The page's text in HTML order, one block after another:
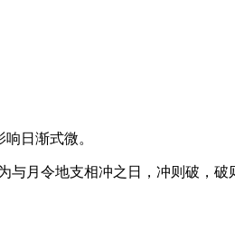
日渐式微。
月令地支相冲之日，冲则破，